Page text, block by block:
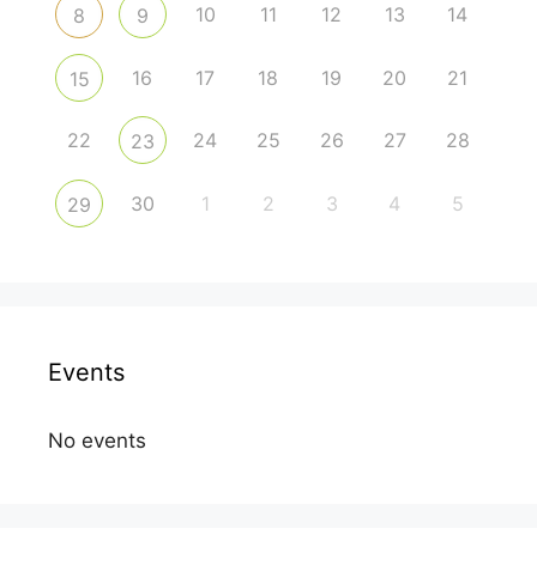
8 9 10 11 12 13 14
15 16 17 18 19 20 21
22 23 24 25 26 27 28
29 30 1 2 3 4 5
Events
No events